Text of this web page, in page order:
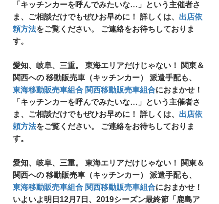
「キッチンカーを呼んでみたいな…」という主催者さ
ま、ご相談だけでもぜひお早めに！ 詳しくは、 出店依
頼方法をご覧ください。 ご連絡をお待ちしておりま
す。
愛知、岐阜、三重。東海エリアだけじゃない！
関東＆
関西への移動販売車（キッチンカー）派遣手配も、
東海移動販売車組合 関西移動販売車組合におまかせ！
「キッチンカーを呼んでみたいな…」という主催者さ
ま、ご相談だけでもぜひお早めに！ 詳しくは、 出店依
頼方法をご覧ください。 ご連絡をお待ちしておりま
す。
愛知、岐阜、三重。東海エリアだけじゃない！
関東＆
関西への移動販売車（キッチンカー）派遣手配も、
東海移動販売車組合 関西移動販売車組合におまかせ！
いよいよ明日12月7日、2019シーズン最終節「鹿島ア